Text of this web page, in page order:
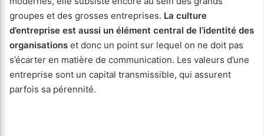
groupes et des grosses entreprises. La culture
d’entreprise est aussi un élément central de l’identité des
organisations et donc un point sur lequel on ne doit pas
s’écarter en matière de communication. Les valeurs d’une
entreprise sont un capital transmissible, qui assurent
parfois sa pérennité.